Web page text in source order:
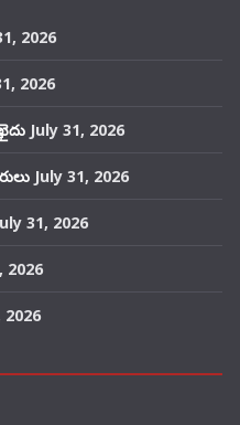
2026
2026
July 31, 2026
July 31, 2026
31, 2026
2026
2026